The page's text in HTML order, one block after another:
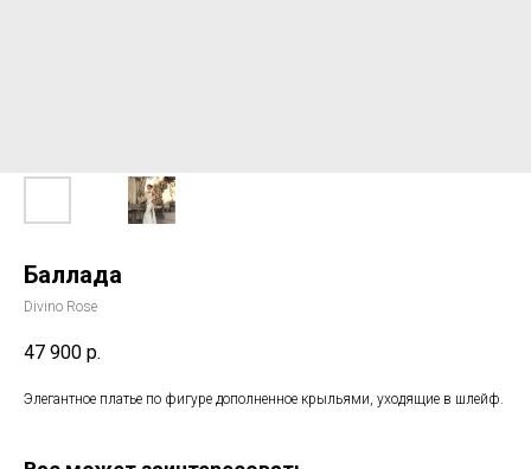
Баллада
Divino Rose
47 900 р.
Элегантное платье по фигуре дополненное крыльями, уходящие в шлейф.